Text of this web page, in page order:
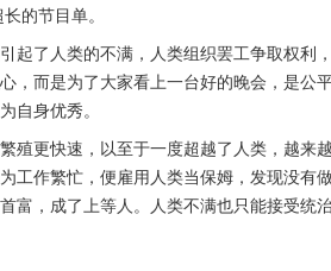
的节目单。
起了人类的不满，人类组织罢工争取权利
，而是为了大家看上一台好的晚会，是公
自身优秀。
殖更快速，以至于一度超越了人类，越来
工作繁忙，便雇用人类当保姆，发现没有
富，成了上等人。人类不满也只能接受统治